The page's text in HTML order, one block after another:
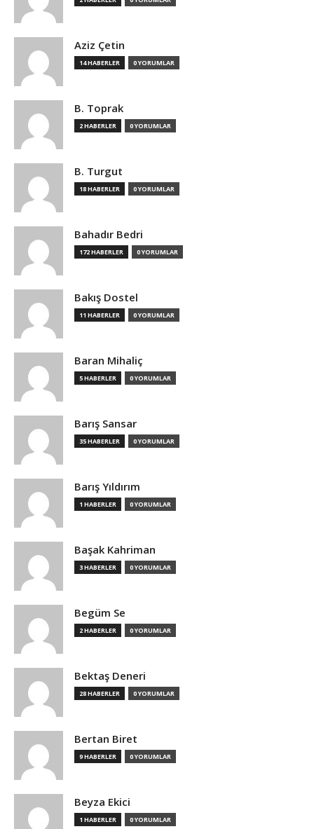
Aziz Çetin
14 HABERLER 0 YORUMLAR
B. Toprak
2 HABERLER 0 YORUMLAR
B. Turgut
18 HABERLER 0 YORUMLAR
Bahadır Bedri
172 HABERLER 0 YORUMLAR
Bakış Dostel
11 HABERLER 0 YORUMLAR
Baran Mihaliç
5 HABERLER 0 YORUMLAR
Barış Sansar
35 HABERLER 0 YORUMLAR
Barış Yıldırım
1 HABERLER 0 YORUMLAR
Başak Kahriman
3 HABERLER 0 YORUMLAR
Begüm Se
2 HABERLER 0 YORUMLAR
Bektaş Deneri
28 HABERLER 0 YORUMLAR
Bertan Biret
9 HABERLER 0 YORUMLAR
Beyza Ekici
1 HABERLER 0 YORUMLAR